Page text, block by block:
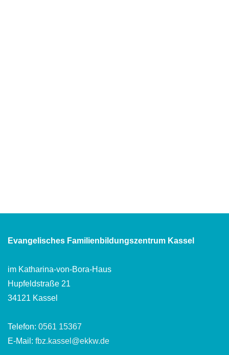
Evangelisches Familienbildungszentrum Kassel
im Katharina-von-Bora-Haus
Hupfeldstraße 21
34121 Kassel
Telefon: 0561 15367
E-Mail: fbz.kassel@ekkw.de